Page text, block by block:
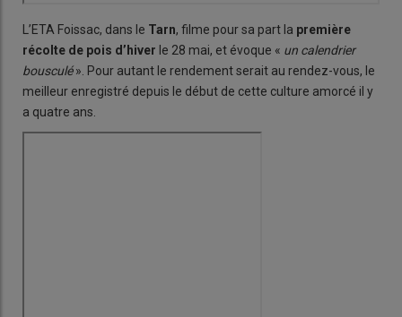
L’ETA Foissac, dans le Tarn, filme pour sa part la première
récolte de pois d’hiver le 28 mai, et évoque « un calendrier
bousculé». Pour autant le rendement serait au rendez-vous, le
meilleur enregistré depuis le début de cette culture amorcé il y
a quatre ans.